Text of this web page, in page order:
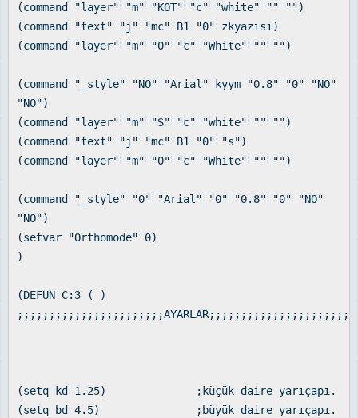
(command "layer" "m" "KOT" "c" "white" "" "")
(command "text" "j" "mc" B1 "0" zkyazısı)
(command "layer" "m" "0" "c" "White" "" "")
(command "_style" "NO" "Arial" kyym "0.8" "0" "NO"
"NO")
(command "layer" "m" "S" "c" "white" "" "")
(command "text" "j" "mc" B1 "0" "s")
(command "layer" "m" "0" "c" "White" "" "")
(command "_style" "0" "Arial" "0" "0.8" "0" "NO"
"NO")
(setvar "Orthomode" 0)
)
(DEFUN C:3 ( )
(setq kd 1.25) ;küçük daire yarıçapı.
(setq bd 4.5) ;büyük daire yarıçapı.